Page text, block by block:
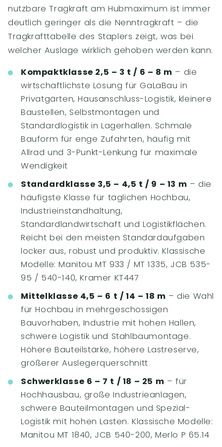
nutzbare Tragkraft am Hubmaximum ist immer
deutlich geringer als die Nenntragkraft – die
Tragkrafttabelle des Staplers zeigt, was bei
welcher Auslage wirklich gehoben werden kann.
Kompaktklasse 2,5 – 3 t / 6 – 8 m – die
wirtschaftlichste Lösung für GaLaBau in
Privatgärten, Hausanschluss-Logistik, kleinere
Baustellen, Selbstmontagen und
Standardlogistik in Lagerhallen. Schmale
Bauform für enge Zufahrten, häufig mit
Allrad und 3-Punkt-Lenkung für maximale
Wendigkeit
Standardklasse 3,5 – 4,5 t / 9 – 13 m – die
häufigste Klasse für täglichen Hochbau,
Industrieinstandhaltung,
Standardlandwirtschaft und Logistikflächen.
Reicht bei den meisten Standardaufgaben
locker aus, robust und produktiv. Klassische
Modelle: Manitou MT 933 / MT 1335, JCB 535-
95 / 540-140, Kramer KT447
Mittelklasse 4,5 – 6 t / 14 – 18 m – die Wahl
für Hochbau in mehrgeschossigen
Bauvorhaben, Industrie mit hohen Hallen,
schwere Logistik und Stahlbaumontage.
Höhere Bauteilstärke, höhere Lastreserve,
größerer Auslegerquerschnitt
Schwerklasse 6 – 7 t / 18 – 25 m – für
Hochhausbau, große Industrieanlagen,
schwere Bauteilmontagen und Spezial-
Logistik mit hohen Lasten. Klassische Modelle:
Manitou MT 1840, JCB 540-200, Merlo P 65.14